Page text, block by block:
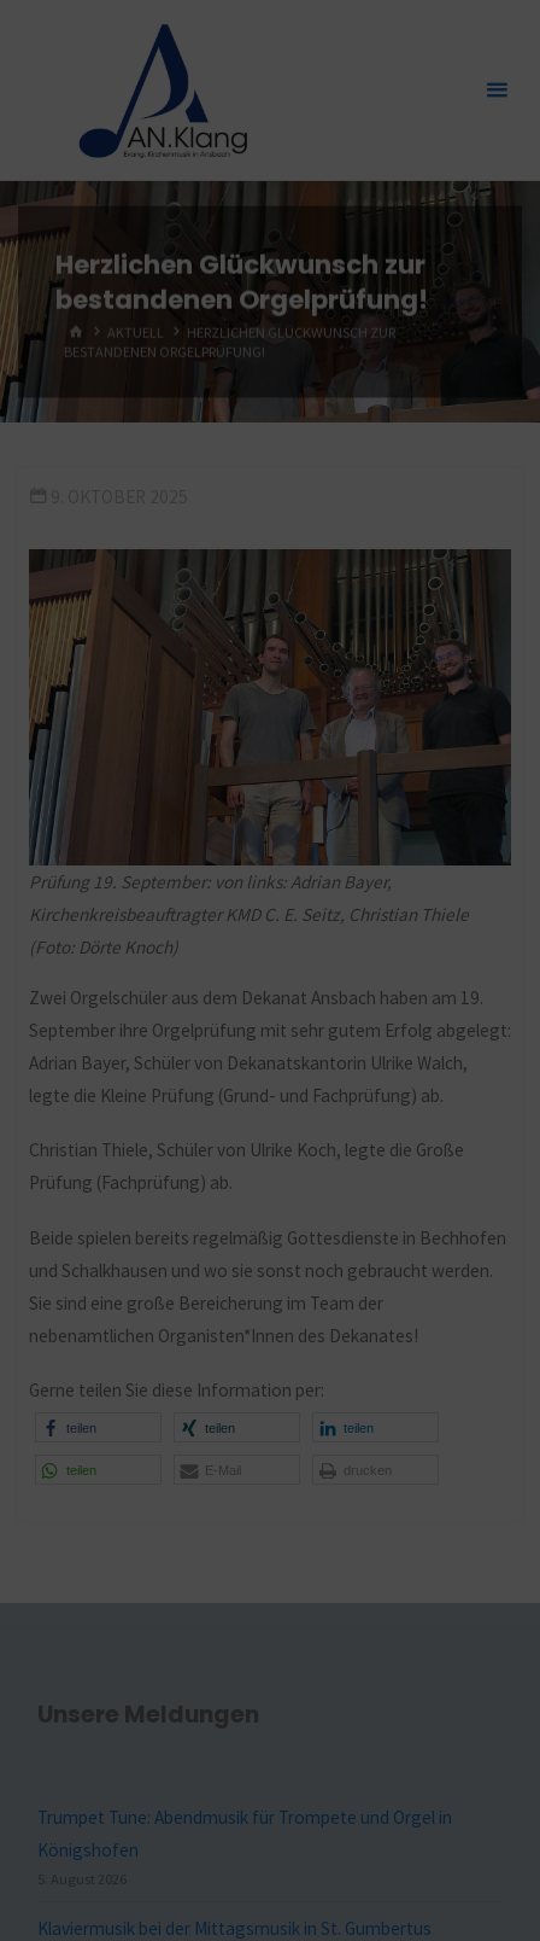
Herzlichen Glückwunsch zur
bestandenen Orgelprüfung!
STARTAKTUELL
HERZLICHEN GLÜCKWUNSCH ZUR
BESTANDENEN ORGELPRÜFUNG!
Prüfung 19. September: von links: Adrian Bayer,
Kirchenkreisbeauftragter KMD C. E. Seitz, Christian Thiele
(Foto: Dörte Knoch)
Zwei Orgelschüler aus dem Dekanat Ansbach haben am 19.
September ihre Orgelprüfung mit sehr gutem Erfolg abgelegt:
Adrian Bayer, Schüler von Dekanatskantorin Ulrike Walch,
legte die Kleine Prüfung (Grund- und Fachprüfung) ab.
Christian Thiele, Schüler von Ulrike Koch, legte die Große
Prüfung (Fachprüfung) ab.
Beide spielen bereits regelmäßig Gottesdienste in Bechhofen
und Schalkhausen und wo sie sonst noch gebraucht werden.
Sie sind eine große Bereicherung im Team der
nebenamtlichen Organisten*Innen des Dekanates!
Gerne teilen Sie diese Information per:
teilen teilen teilen
teilen E-Mail drucken
Unsere Meldungen
Trumpet Tune: Abendmusik für Trompete und Orgel in
Königshofen
5. August 2026
Klaviermusik bei der Mittagsmusik in St. Gumbertus